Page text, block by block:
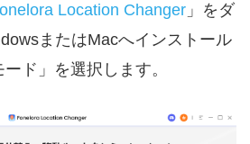
Location Changer 」をダ
またはMacへインストール
ド」を選択します。